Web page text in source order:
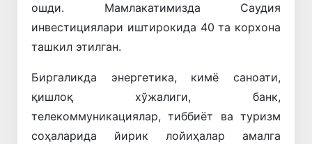
ошди. Мамлакатимизда Саудия
инвестициялари иштирокида 40 та корхона
ташкил этилган.
Биргаликда энергетика, кимё саноати,
қишлоқ хўжалиги, банк,
телекоммуникациялар, тиббиёт ва туризм
соҳаларида йирик лойиҳалар амалга